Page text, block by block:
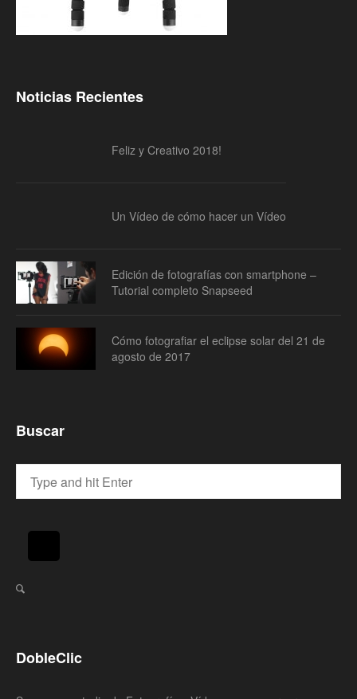
Noticias Recientes
Feliz y Creativo 2018!
Un Vídeo de cómo hacer un Vídeo
Edición de fotografías con smartphone –
Tutorial completo Snapseed
Cómo fotografiar el eclipse solar del 21 de
agosto de 2017
Buscar
DobleClic